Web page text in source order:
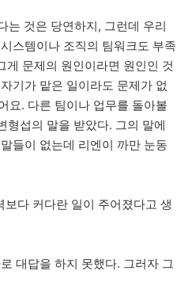
는 것은 당연하지, 그런데 우리
스템이나 조직의 팀워크도 부족
게 문제의 원인이라면 원인인 것
기가 맡은 일이라도 문제가 없
요. 다른 팀이나 업무를 돌아볼
형섭의 말을 받았다. 그의 말에
들이 없는데 리엔이 까만 눈동
다 커다란 일이 주어졌다고 생
대답을 하지 못했다. 그러자 그